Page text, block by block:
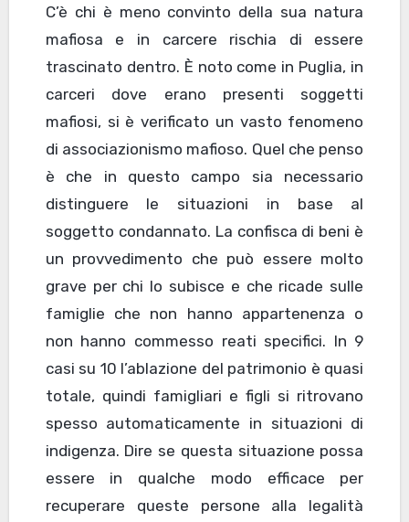
C’è chi è meno convinto della sua natura
mafiosa e in carcere rischia di essere
trascinato dentro. È noto come in Puglia, in
carceri dove erano presenti soggetti
mafiosi, si è verificato un vasto fenomeno
di associazionismo mafioso. Quel che penso
è che in questo campo sia necessario
distinguere le situazioni in base al
soggetto condannato. La confisca di beni è
un provvedimento che può essere molto
grave per chi lo subisce e che ricade sulle
famiglie che non hanno appartenenza o
non hanno commesso reati specifici. In 9
casi su 10 l’ablazione del patrimonio è quasi
totale, quindi famigliari e figli si ritrovano
spesso automaticamente in situazioni di
indigenza. Dire se questa situazione possa
essere in qualche modo efficace per
recuperare queste persone alla legalità